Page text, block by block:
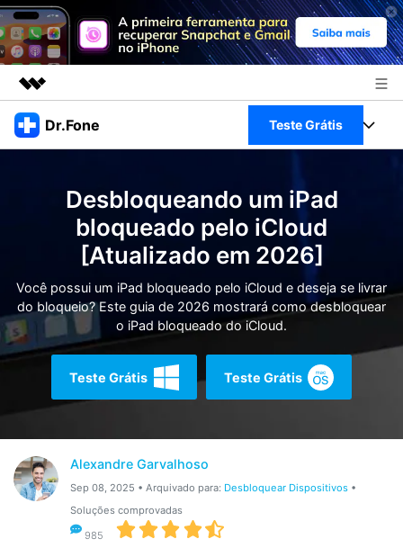
Produtos em destaque
Visão geral
Sobre nós
Sala de imprensa
Loja
Dr.Fone Teste Grátis
Veja Toolkit Completo >
Productos
Para Celular
Online
Ver Todos Os Aplicativos
Ações rápidas
Dicas
Centro de Ajuda
Recursos
Transferir Dados
Gerenciador de dados
Proteção do celular
Encontre Mais Soluções
Desbloqueando um iPad
bloqueado pelo iCloud
[Atualizado em 2026]
Você possui um iPad bloqueado pelo iCloud e deseja se livrar
do bloqueio? Este guia de 2026 mostrará como desbloquear
o iPad bloqueado do iCloud.
Teste Grátis Teste Grátis
Alexandre Garvalhoso
Sep 08, 2025 • Arquivado para: Desbloquear Dispositivos•
Soluções comprovadas
985